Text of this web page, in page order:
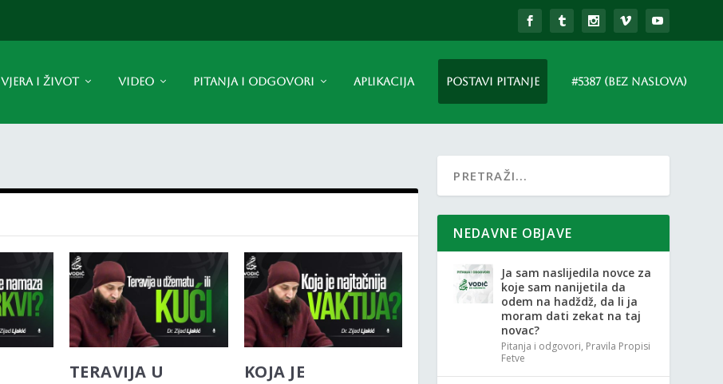
VJERA I ŽIVOT VIDEO PITANJA I ODGOVORI APLIKACIJA POSTAVI PITANJE #5387 (BEZ NASLOVA)
TERAVIJA U
KOJA JE
NEDAVNE OBJAVE
Ja sam naslijedila novce za
koje sam nanijetila da
odem na hadždž, da li ja
moram dati zekat na taj
novac?
Pitanja i odgovori, Pravila Propisi
Fetve